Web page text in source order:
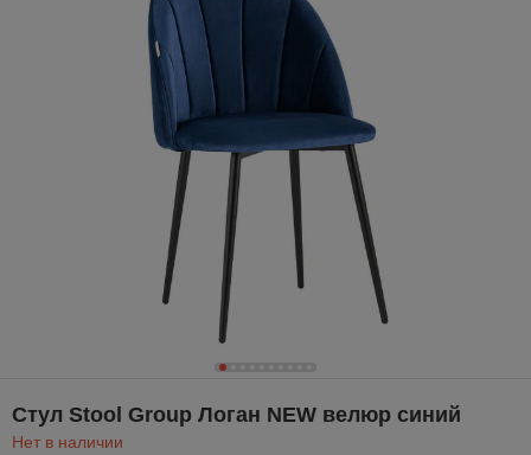
Стул Stool Group Логан NEW велюр синий
Нет в наличии